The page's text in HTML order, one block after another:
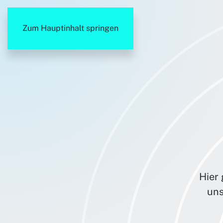
Zum Hauptinhalt springen
Hier